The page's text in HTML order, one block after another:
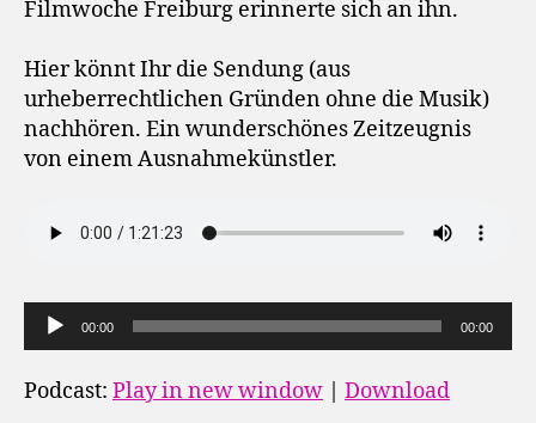
Filmwoche Freiburg erinnerte sich an ihn.
Hier könnt Ihr die Sendung (aus
urheberrechtlichen Gründen ohne die Musik)
nachhören. Ein wunderschönes Zeitzeugnis
von einem Ausnahmekünstler.
u
d
00:00 00:00
Podcast: Play in new window Download